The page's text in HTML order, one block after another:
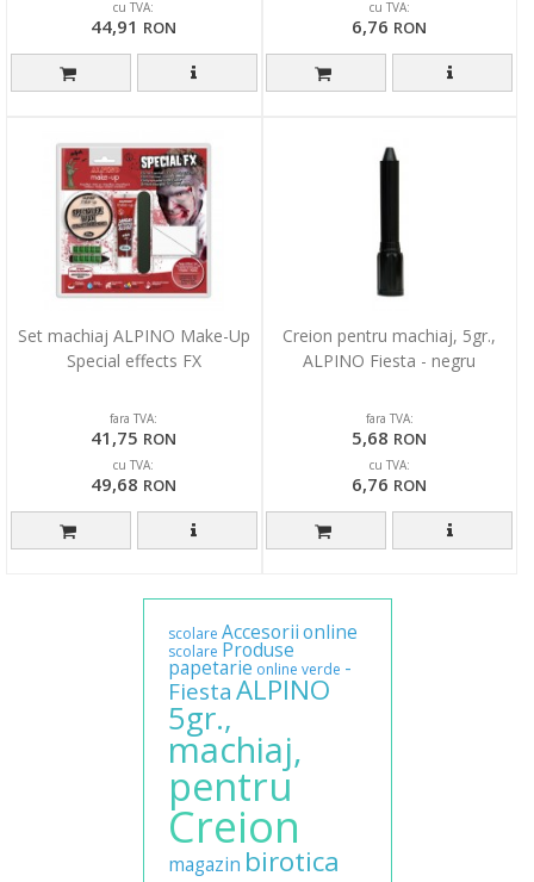
cu TVA:
44,91 RON
cu TVA:
6,76 RON
Set machiaj ALPINO Make-Up
Special effects FX
fara TVA:
41,75 RON
cu TVA:
49,68 RON
Creion pentru machiaj, 5gr.,
ALPINO Fiesta - negru
fara TVA:
5,68 RON
cu TVA:
6,76 RON
scolare Accesoriionline
scolare Produse
papetarie online verde -
FiestaALPINO
5gr.,
machiaj,
pentru
Creion
magazin birotica